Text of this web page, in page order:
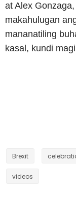
at Alex
makahulugan
mananatiling
kasal, kundi
Brexit
videos